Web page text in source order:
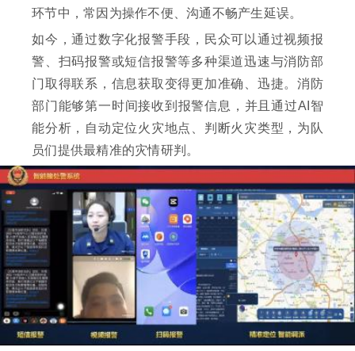
环节中，常因为操作不便、沟通不畅产生延误。
如今，通过数字化报警手段，民众可以通过视频报
警、扫码报警或短信报警等多种渠道迅速与消防部
门取得联系，信息获取变得更加准确、迅捷。消防
部门能够第一时间接收到报警信息，并且通过AI智
能分析，自动定位火灾地点、判断火灾类型，为队
员们提供最精准的灾情研判。